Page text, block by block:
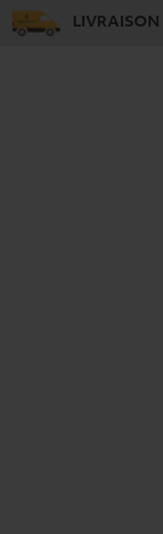
LIVRAISON